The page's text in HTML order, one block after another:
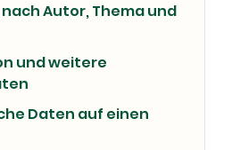
Autor, Thema und
und weitere
Daten auf einen